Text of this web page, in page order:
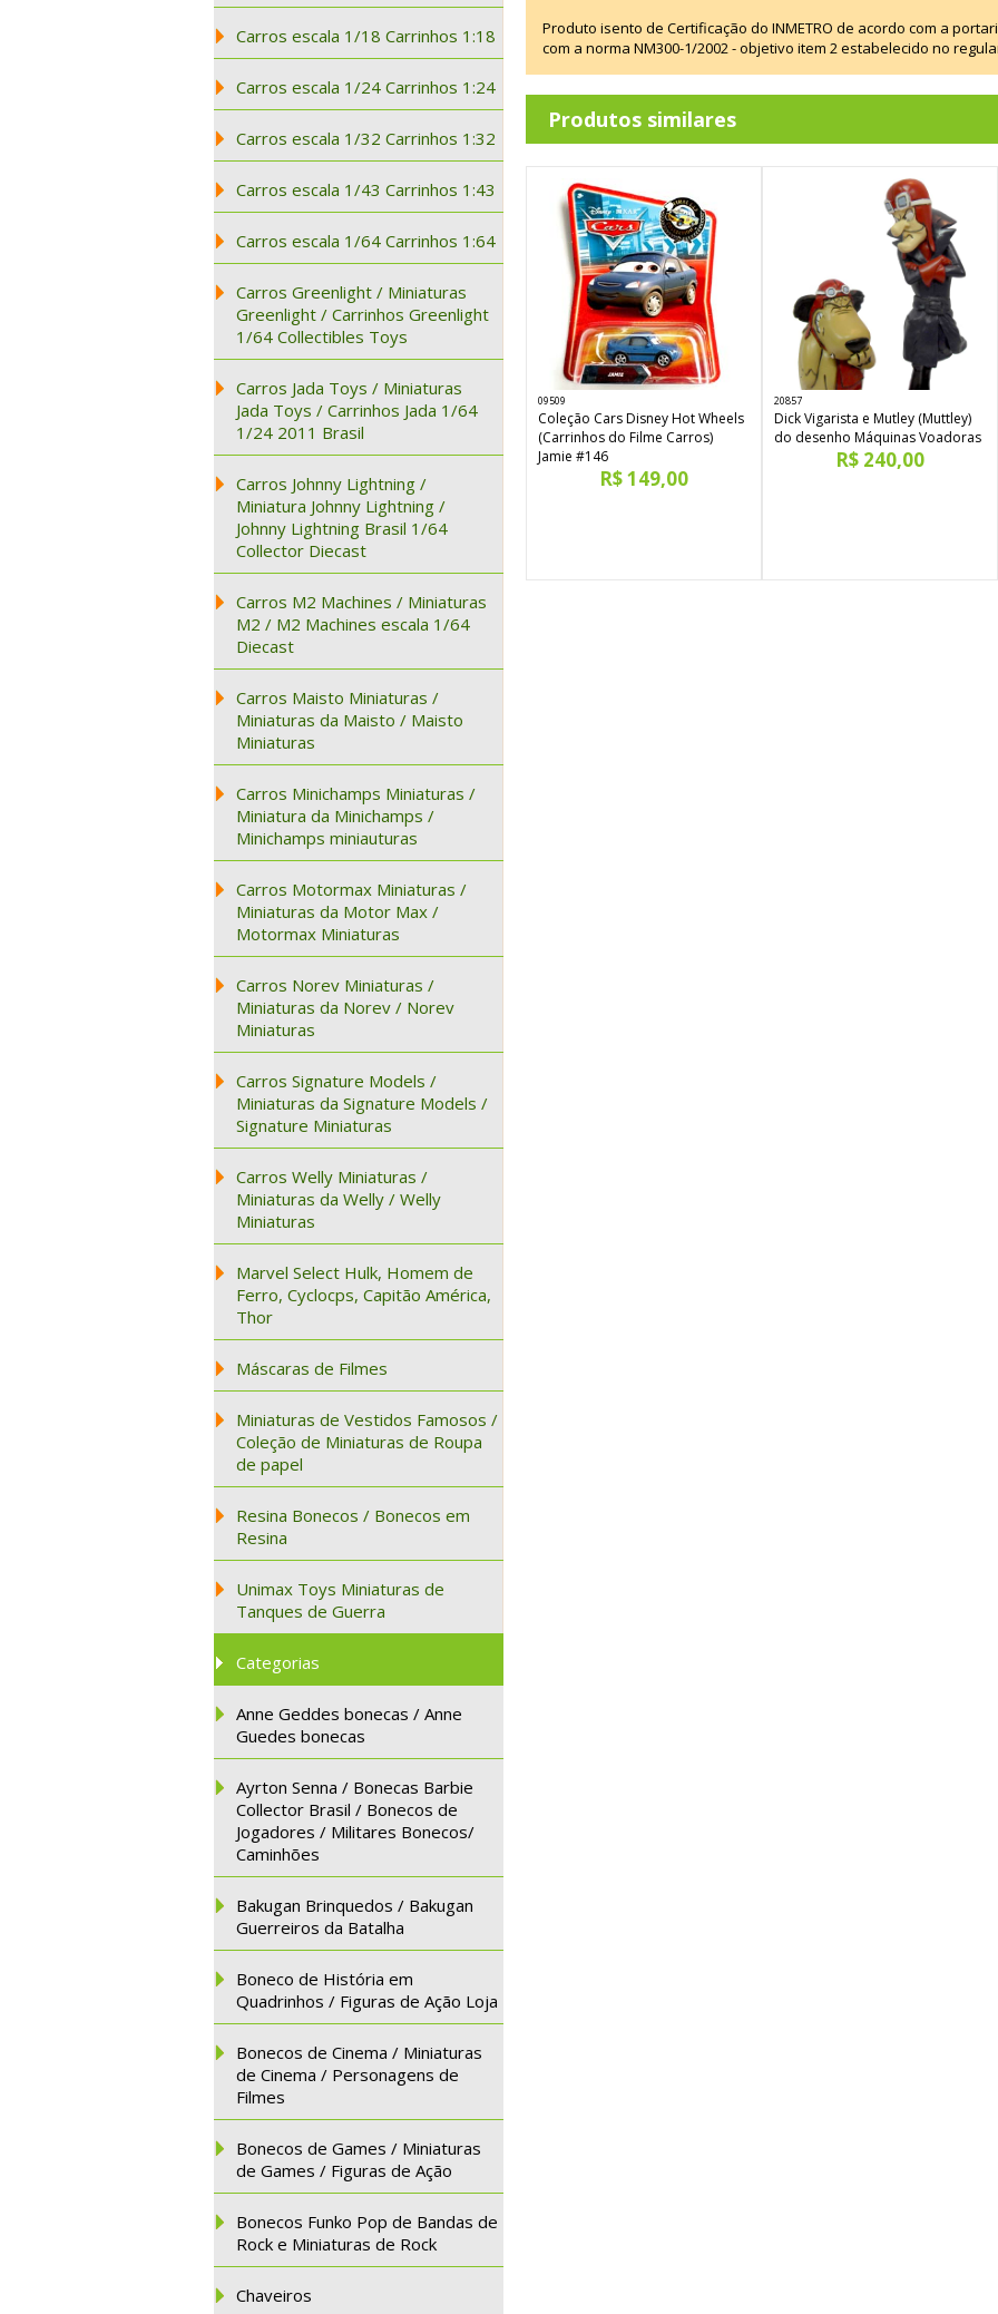
Carros escala 1/18 Carrinhos 1:18
Carros escala 1/24 Carrinhos 1:24
Carros escala 1/32 Carrinhos 1:32
Carros escala 1/43 Carrinhos 1:43
Carros escala 1/64 Carrinhos 1:64
Carros Greenlight / Miniaturas
Greenlight / Carrinhos Greenlight
1/64 Collectibles Toys
Carros Jada Toys / Miniaturas
Jada Toys / Carrinhos Jada 1/64
1/24 2011 Brasil
Carros Johnny Lightning /
Miniatura Johnny Lightning /
Johnny Lightning Brasil 1/64
Collector Diecast
Carros M2 Machines / Miniaturas
M2 / M2 Machines escala 1/64
Diecast
Carros Maisto Miniaturas /
Miniaturas da Maisto / Maisto
Miniaturas
Carros Minichamps Miniaturas /
Miniatura da Minichamps /
Minichamps miniauturas
Carros Motormax Miniaturas /
Miniaturas da Motor Max /
Motormax Miniaturas
Carros Norev Miniaturas /
Miniaturas da Norev / Norev
Miniaturas
Carros Signature Models /
Miniaturas da Signature Models /
Signature Miniaturas
Carros Welly Miniaturas /
Miniaturas da Welly / Welly
Miniaturas
Marvel Select Hulk, Homem de
Ferro, Cyclocps, Capitão América,
Thor
Máscaras de Filmes
Miniaturas de Vestidos Famosos /
Coleção de Miniaturas de Roupa
de papel
Resina Bonecos / Bonecos em
Resina
Unimax Toys Miniaturas de
Tanques de Guerra
Categorias
Anne Geddes bonecas / Anne
Guedes bonecas
Ayrton Senna / Bonecas Barbie
Collector Brasil / Bonecos de
Jogadores / Militares Bonecos/
Caminhões
Bakugan Brinquedos / Bakugan
Guerreiros da Batalha
Boneco de História em
Quadrinhos / Figuras de Ação Loja
Bonecos de Cinema / Miniaturas
de Cinema / Personagens de
Filmes
Bonecos de Games / Miniaturas
de Games / Figuras de Ação
Bonecos Funko Pop de Bandas de
Rock e Miniaturas de Rock
Chaveiros
Produto isento de Certificação do INMETRO de acordo com a
com a norma NM300-1/2002 - objetivo item 2 estabelecido no
Produtos similares
09509
Coleção Cars Disney Hot Wheels
(Carrinhos do Filme Carros)
Jamie #146
R$ 149,00
20857
Dick Vigarista e Mutley (Muttley)
do desenho Máquinas Voadoras
R$ 240,00